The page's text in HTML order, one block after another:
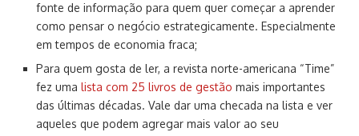
fonte de informação para quem quer começar a aprender
como pensar o negócio estrategicamente. Especialmente
em tempos de economia fraca;
Para quem gosta de ler, a revista norte-americana “Time”
fez uma lista com 25 livros de gestão mais importantes
das últimas décadas. Vale dar uma checada na lista e ver
aqueles que podem agregar mais valor ao seu